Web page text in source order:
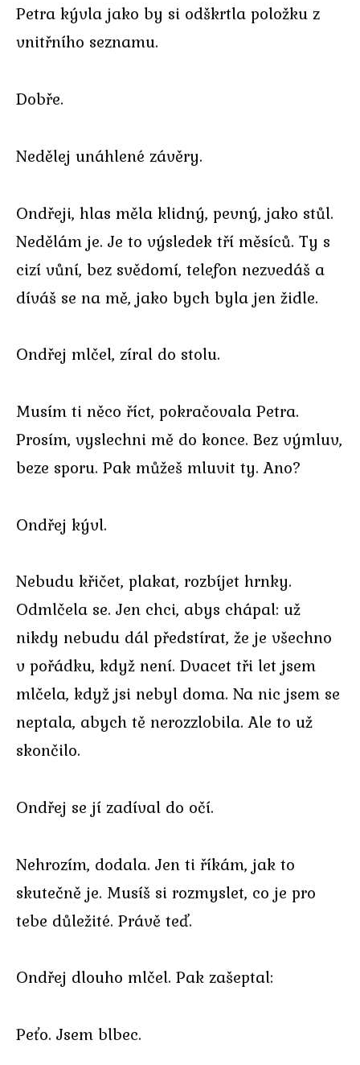
Petra kývla jako by si odškrtla položku z
vnitřního seznamu.
Dobře.
Nedělej unáhlené závěry.
Ondřeji, hlas měla klidný, pevný, jako stůl.
Nedělám je. Je to výsledek tří měsíců. Ty s
cizí vůní, bez svědomí, telefon nezvedáš a
díváš se na mě, jako bych byla jen židle.
Ondřej mlčel, zíral do stolu.
Musím ti něco říct, pokračovala Petra.
Prosím, vyslechni mě do konce. Bez výmluv,
beze sporu. Pak můžeš mluvit ty. Ano?
Ondřej kývl.
Nebudu křičet, plakat, rozbíjet hrnky.
Odmlčela se. Jen chci, abys chápal: už
nikdy nebudu dál předstírat, že je všechno
v pořádku, když není. Dvacet tři let jsem
mlčela, když jsi nebyl doma. Na nic jsem se
neptala, abych tě nerozzlobila. Ale to už
skončilo.
Ondřej se jí zadíval do očí.
Nehrozím, dodala. Jen ti říkám, jak to
skutečně je. Musíš si rozmyslet, co je pro
tebe důležité. Právě teď.
Ondřej dlouho mlčel. Pak zašeptal:
Peťo. Jsem blbec.